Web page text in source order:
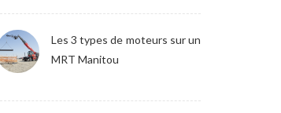
Les 3 types de moteurs sur un
MRT Manitou